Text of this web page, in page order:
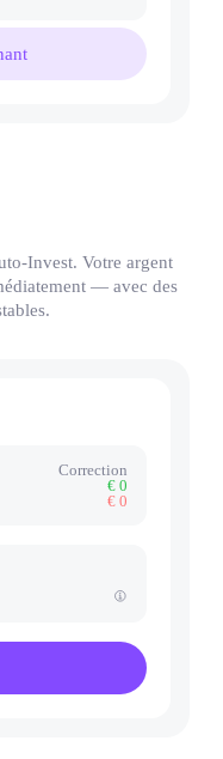
Invest. Votre argent
— avec des
Correction
€ 0
€ 0